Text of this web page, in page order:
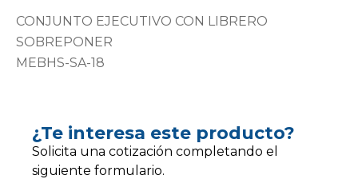
CONJUNTO EJECUTIVO CON LIBRERO
SOBREPONER
MEBHS-SA-18
¿Te interesa este producto?
Solicita una cotización completando el
siguiente formulario.